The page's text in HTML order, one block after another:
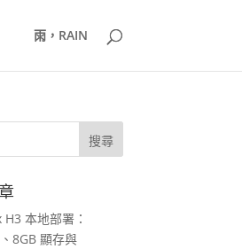
雨，RAIN
本地部署：
8GB 顯存與